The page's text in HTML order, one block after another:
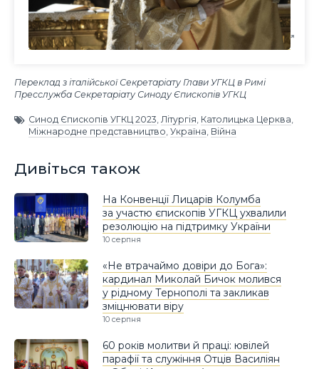
Переклад з італійської Секретаріату Глави УГКЦ в Римі
Пресслужба Секретаріату Синоду Єпископів УГКЦ
Синод Єпископів УГКЦ 2023 Літургія Католицька Церква
Міжнародне представництво Україна Війна
Дивіться також
На Конвенції Лицарів Колумба
за участю єпископів УГКЦ ухвалили
резолюцію на підтримку України
10 серпня
«Не втрачаймо довіри до Бога»:
кардинал Миколай Бичок молився
у рідному Тернополі та закликав
зміцнювати віру
10 серпня
60 років молитви й праці: ювілей
парафії та служіння Отців Василіян